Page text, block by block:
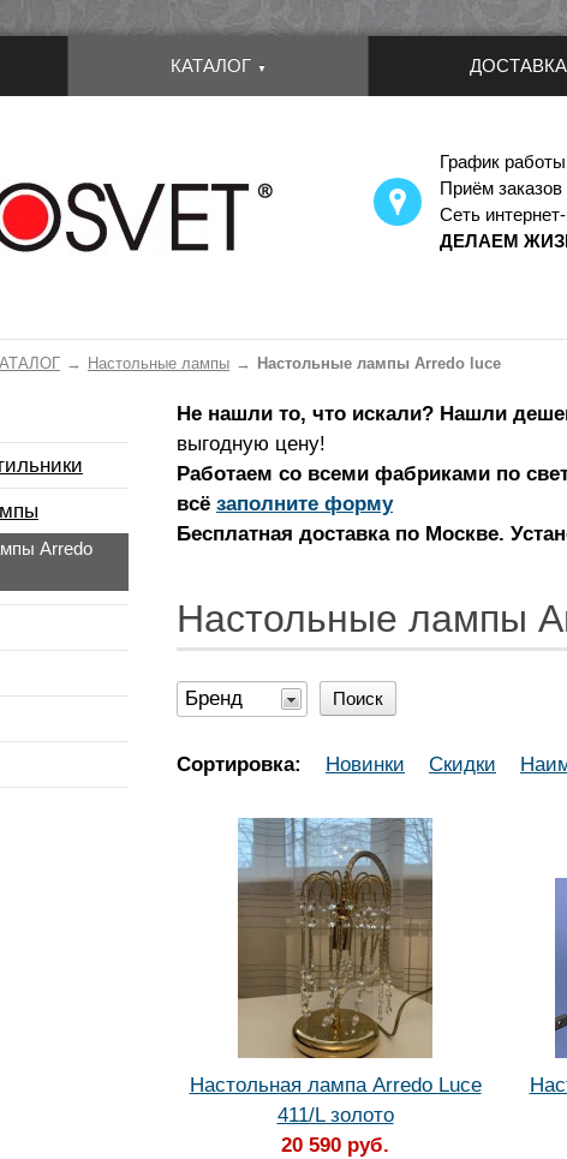
КАТАЛОГ ▼ ДОСТАВКА
График
Приём заказов
Сеть
ДЕЛАЕМ
Настольные лампы Настольные лампы Arredo luce
Arredo
Не нашли то, что искали? Нашли
выгодную цену!
Работаем со всеми фабриками по
всё заполните форму
Бесплатная доставка по Москве.
Настольные лампы
Бренд Поиск
Сортировка: Новинки Скидки
Настольная лампа Arredo Luce
411/L золото
20 590 руб.